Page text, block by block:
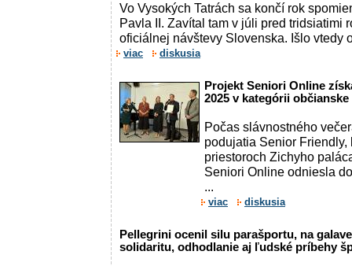
Vo Vysokých Tatrách sa končí rok
Pavla II. Zavítal tam v júli pred tridsiatimi
oficiálnej návštevy Slovenska. Išlo vtedy
viac diskusia
Projekt Seniori Online
2025 v kategórii
Počas slávnostného
podujatia Senior Friendly,
priestoroch Zichyho
Seniori Online odniesla
...
viac diskusia
Pellegrini ocenil silu parašportu, na
solidaritu, odhodlanie aj ľudské príbehy